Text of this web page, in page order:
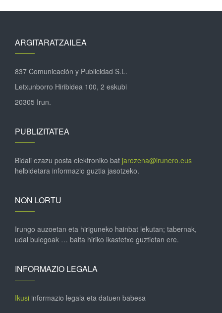
ARGITARATZAILEA
837 Comunicación y Publicidad S.L.
Letxunborro Hiribidea 100, 2 eskubi
20305 Irun.
PUBLIZITATEA
Bidali ezazu posta elektroniko bat jarozena@irunero.eus
helbidetara informazio guztia jasotzeko.
NON LORTU
Irungo auzoetan eta hiriguneko hainbat lekutan; tabernak,
udal bulegoak … baita hiriko ikastetxe guztietan ere.
INFORMAZIO LEGALA
Ikusi informazio legala eta datuen babesa